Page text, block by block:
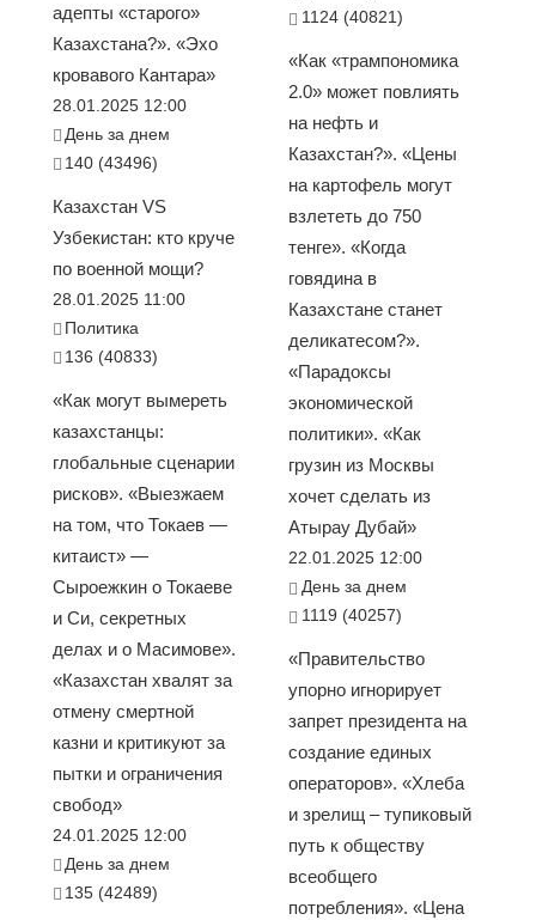
адепты «старого»
Казахстана?». «Эхо
кровавого Кантара»
28.01.2025 12:00
День за днем
140 (43496)
Казахстан VS
Узбекистан: кто круче
по военной мощи?
28.01.2025 11:00
Политика
136 (40833)
«Как могут вымереть
казахстанцы:
глобальные сценарии
рисков». «Выезжаем
на том, что Токаев —
китаист» —
Сыроежкин о Токаеве
и Си, секретных
делах и о Масимове».
«Казахстан хвалят за
отмену смертной
казни и критикуют за
пытки и ограничения
свобод»
24.01.2025 12:00
День за днем
135 (42489)
1124 (40821)
«Как «трампономика
2.0» может повлиять
на нефть и
Казахстан?». «Цены
на картофель могут
взлететь до 750
тенге». «Когда
говядина в
Казахстане станет
деликатесом?».
«Парадоксы
экономической
политики». «Как
грузин из Москвы
хочет сделать из
Атырау Дубай»
22.01.2025 12:00
День за днем
1119 (40257)
«Правительство
упорно игнорирует
запрет президента на
создание единых
операторов». «Хлеба
и зрелищ – тупиковый
путь к обществу
всеобщего
потребления». «Цена